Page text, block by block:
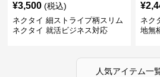
¥3,500 (税込)
ネクタイ 細ストライプ柄スリム
ネクタイ 就活ビジネス対応
¥
ネク
地無
人気アイテム一